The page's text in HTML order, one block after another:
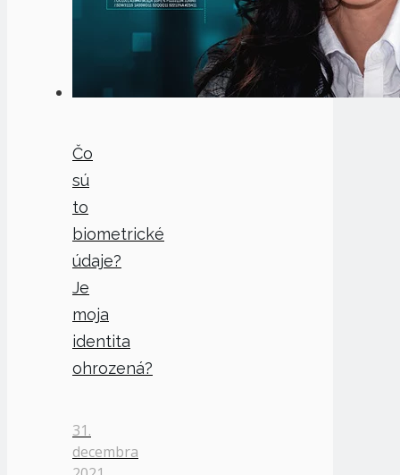
Čo
sú
to
biometrické
údaje?
Je
moja
identita
ohrozená?
31.
decembra